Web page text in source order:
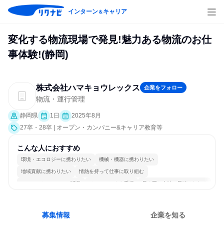
インターン＆キャリア
変化する物流現場で発見!魅力ある物流のお仕
事体験!(静岡)
株式会社ハマキョウレックス 企業をフォロー
物流・運行管理
静岡県 1日
2025年8月
27卒・28卒 | オープン・カンパニー&キャリア教育等
こんな人におすすめ
環境・エコロジーに携わりたい 機械・機器に携わりたい
地域貢献に携わりたい 情熱を持って仕事に取り組む
コミュニケーションが活発 チームワークを重視 長く同じ会社に居続けられる
募集情報 企業を知る